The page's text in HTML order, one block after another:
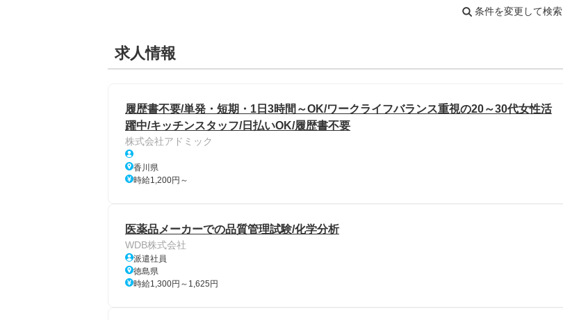
条件を変更して検索
求人情報
履歴書不要/単発・短期・1日3時間～OK/ワークライフバランス重視の20～30代女性活
躍中/キッチンスタッフ/日払いOK/履歴書不要
株式会社アドミック
香川県
時給1,200円～
医薬品メーカーでの品質管理試験/化学分析
WDB株式会社
派遣社員
徳島県
時給1,300円～1,625円